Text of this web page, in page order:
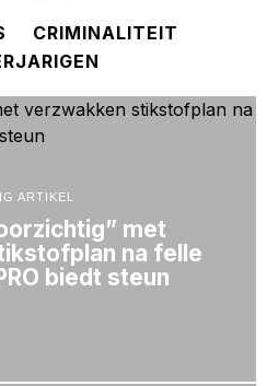
CRIMINALITEIT
ARTIKEL
met
na felle
biedt steun